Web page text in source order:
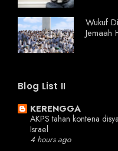
Wukuf
Jemaah
Blog List II
KERENGGA
AKPS tahan kontena
Israel
4 hours ago